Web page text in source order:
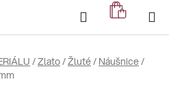
Hledat
KOŠÍK
/Zlato/Žluté/ Náušnice/